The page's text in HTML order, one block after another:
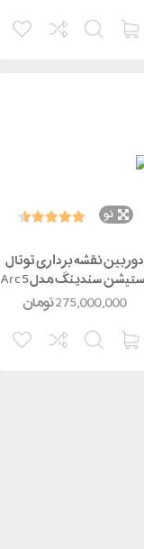
نو
دوربین نقشه برداری توتال
استیشن سندینگ مدل Arc5
PRO تومان275,000,000